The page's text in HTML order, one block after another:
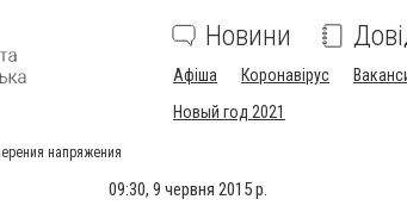
Новини
Афіша Коронавірус
Новый год 2021
напряжения
09:30, 9 червня 2015 р.